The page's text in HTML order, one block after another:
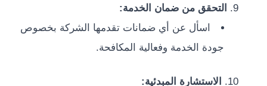
التحقق من ضمان الخدمة:
اسأل عن أي ضمانات تقدمها الشركة بخصوص
جودة الخدمة وفعالية المكافحة.
الاستشارة المبدئية: